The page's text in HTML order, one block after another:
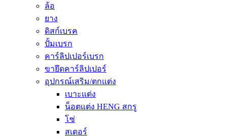
ล้อ
ยาง
ดิสก์เบรค
ปั้มเบรก
คาร์ลิปเปอร์เบรก
ขายึดคาร์ลิปเปอร์
อุปกรณ์เสริม/ตกแต่ง
เบาะแต่ง
น็อตแต่ง HENG สกรู
โซ่
สเตอร์